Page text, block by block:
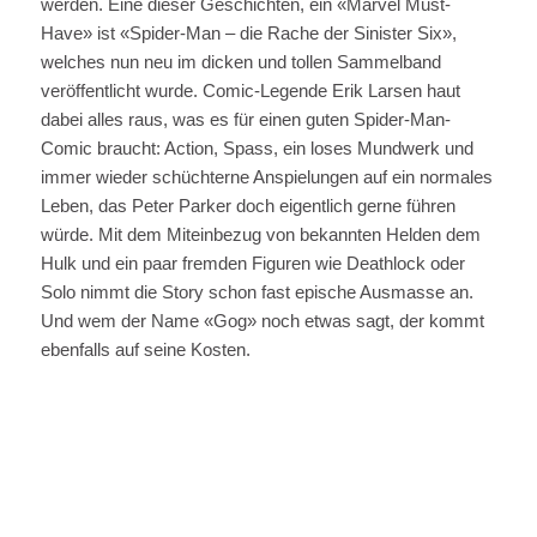
werden. Eine dieser Geschichten, ein «Marvel Must-
Have» ist «Spider-Man – die Rache der Sinister Six»,
welches nun neu im dicken und tollen Sammelband
veröffentlicht wurde. Comic-Legende Erik Larsen haut
dabei alles raus, was es für einen guten Spider-Man-
Comic braucht: Action, Spass, ein loses Mundwerk und
immer wieder schüchterne Anspielungen auf ein normales
Leben, das Peter Parker doch eigentlich gerne führen
würde. Mit dem Miteinbezug von bekannten Helden dem
Hulk und ein paar fremden Figuren wie Deathlock oder
Solo nimmt die Story schon fast epische Ausmasse an.
Und wem der Name «Gog» noch etwas sagt, der kommt
ebenfalls auf seine Kosten.